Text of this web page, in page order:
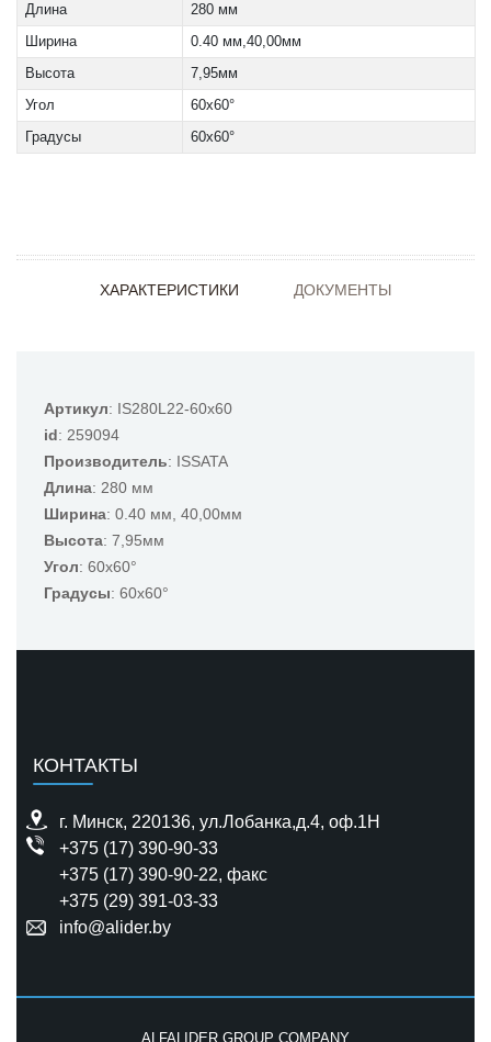
Длина
280 мм
Ширина
0.40 мм,40,00мм
Высота
7,95мм
Угол
60x60°
Градусы
60x60°
ХАРАКТЕРИСТИКИ ДОКУМЕНТЫ
Артикул: IS280L22-60x60
id: 259094
Производитель: ISSATA
Длина: 280 мм
Ширина: 0.40 мм, 40,00мм
Высота: 7,95мм
Угол: 60x60°
Градусы: 60x60°
КОНТАКТЫ
г. Минск, 220136, ул.Лобанка,д.4, оф.1H
+375 (17) 390-90-33
+375 (17) 390-90-22, факс
+375 (29) 391-03-33
info@alider.by
ALFALIDER GROUP COMPANY